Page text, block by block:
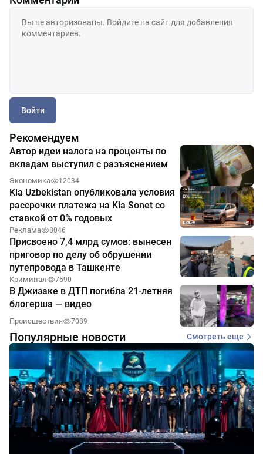
Войти
Рекомендуем
Автор идеи налога на проценты по
вкладам выступил с разъяснением
Экономика 12034
Kia Uzbekistan опубликовала условия
рассрочки платежа на Kia Sonet со
ставкой от 0% годовых
Реклама 8046
Присвоено 7,4 млрд сумов: вынесен
приговор по делу об обрушении
путепровода в Ташкенте
Криминал 7590
В Джизаке в ДТП погибла 21-летняя
блогерша — видео
Происшествия 7089
Популярные новости Смотреть еще